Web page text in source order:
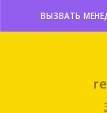
ВЫЗВАТЬ